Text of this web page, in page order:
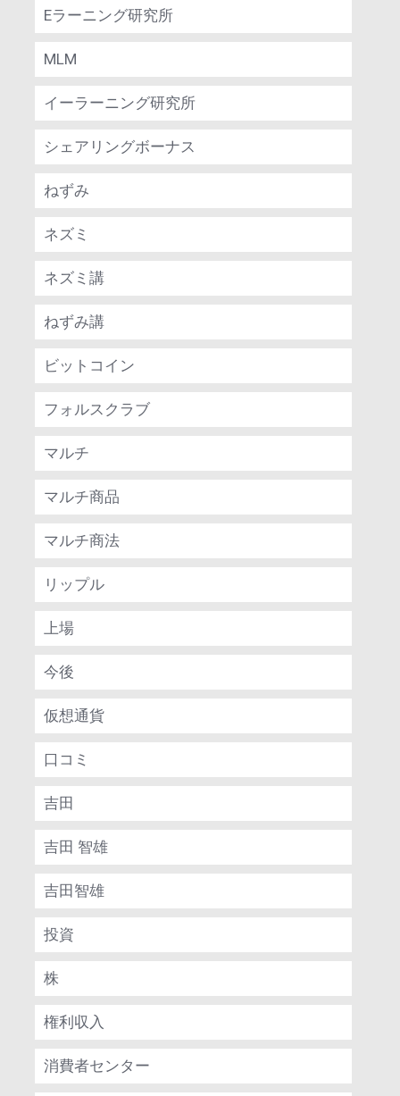
Eラーニング研究所
MLM
イーラーニング研究所
シェアリングボーナス
ねずみ
ネズミ
ネズミ講
ねずみ講
ビットコイン
フォルスクラブ
マルチ
マルチ商品
マルチ商法
リップル
上場
今後
仮想通貨
口コミ
吉田
吉田 智雄
吉田智雄
投資
株
権利収入
消費者センター